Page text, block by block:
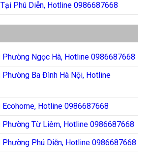
Phú Diễn, Hotline 0986687668
Phường Ngọc Hà, Hotline 0986687668
Ba Đình Hà Nội, Hotline
Hotline 0986687668
Phường Từ Liêm, Hotline 0986687668
Phú Diễn, Hotline 0986687668